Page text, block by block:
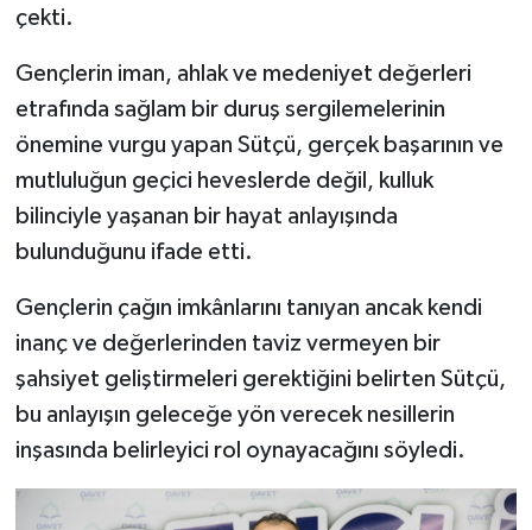
çekti.
Gençlerin iman, ahlak ve medeniyet değerleri
etrafında sağlam bir duruş sergilemelerinin
önemine vurgu yapan Sütçü, gerçek başarının ve
mutluluğun geçici heveslerde değil, kulluk
bilinciyle yaşanan bir hayat anlayışında
bulunduğunu ifade etti.
Gençlerin çağın imkânlarını tanıyan ancak kendi
inanç ve değerlerinden taviz vermeyen bir
şahsiyet geliştirmeleri gerektiğini belirten Sütçü,
bu anlayışın geleceğe yön verecek nesillerin
inşasında belirleyici rol oynayacağını söyledi.